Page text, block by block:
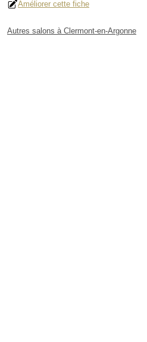
Améliorer cette fiche
Autres salons à Clermont-en-Argonne